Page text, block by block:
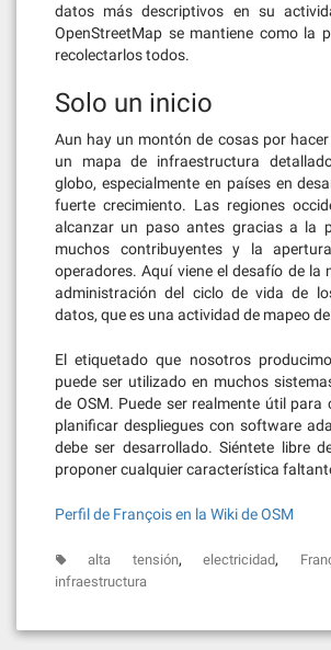
datos más descriptivos en su
OpenStreetMap se mantiene como la
recolectarlos todos.
Solo un inicio
Aun hay un montón de cosas por
un mapa de infraestructura
globo, especialmente en países en
fuerte crecimiento. Las regiones
alcanzar un paso antes gracias a la
muchos contribuyentes y la
operadores. Aquí viene el desafío de la
administración del ciclo de vida de
datos, que es una actividad de mapeo
El etiquetado que nosotros
puede ser utilizado en muchos
de OSM. Puede ser realmente útil
planificar despliegues con software
debe ser desarrollado. Siéntete libre
proponer cualquier característica
Perfil de François en la Wiki de OSM
alta tensión,electricidad,
infraestructura